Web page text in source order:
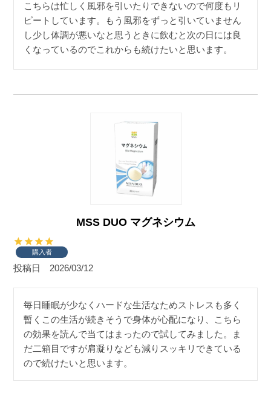
こちらは忙しく風邪を引いたりできないので何度もリ
ピートしています。もう風邪をずっと引いていません
し少し体調が悪いなと思うときに飲むと次の日には良
くなっているのでこれからも続けたいと思います。
MSS DUO マグネシウム
購入者
投稿日 2026/03/12
毎日睡眠が少なくハードな生活なためストレスも多く
暫くこの生活が続きそうで身体が心配になり、こちら
の効果を読んで当てはまったので試してみました。ま
だ二箱目ですが肩凝りなども減りスッキリできている
ので続けたいと思います。